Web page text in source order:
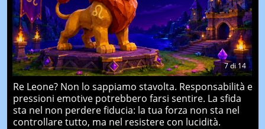
7di14
Re Leone? Non lo sappiamo stavolta. Responsabilità e
pressioni emotive potrebbero farsi sentire. La sfida
sta nel non perdere fiducia: la tua forza non sta nel
controllare tutto, ma nel resistere con lucidità.